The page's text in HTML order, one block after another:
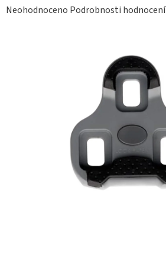
Průměrné
Neohodnoceno Podrobnosti hodnocení